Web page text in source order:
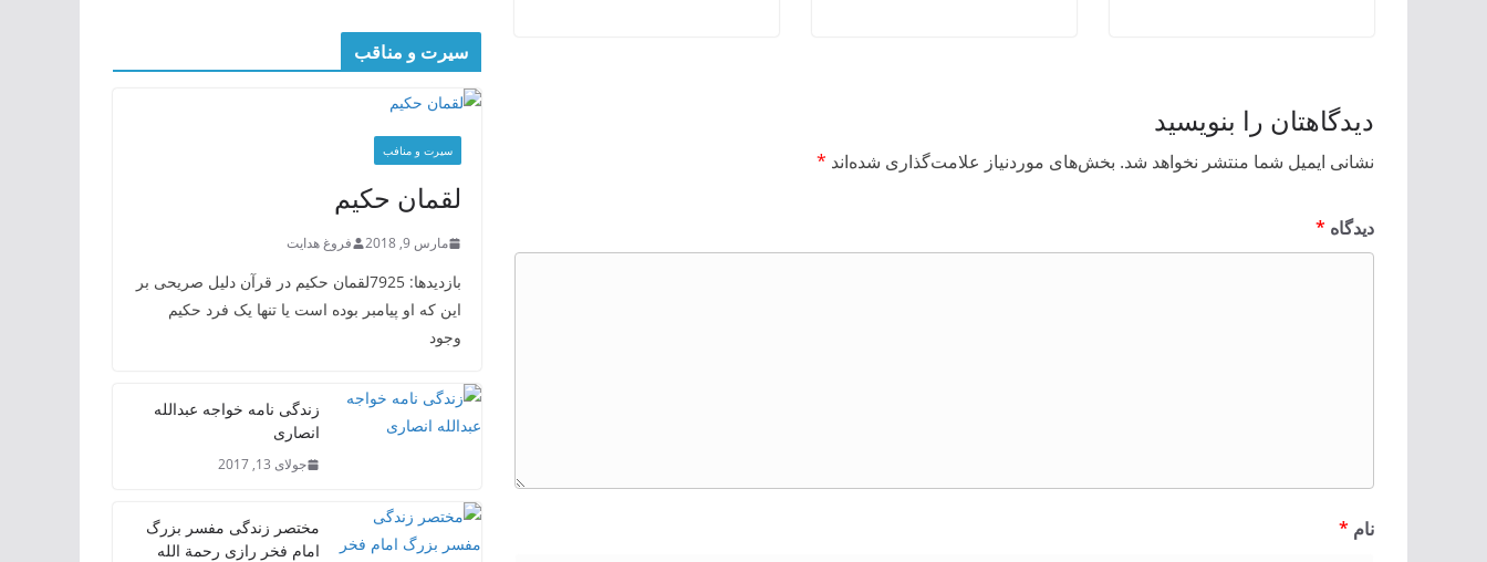
دیدگاهتان را بنویسید
نشانی ایمیل شما منتشر نخواهد شد. بخش‌های موردنیاز علامت‌گذاری شده‌اند *
دیدگاه *
نام *
سیرت و مناقب
سیرت و منافب
لقمان حکیم
مارس 9, 2018 فروغ هدایت
بازدیدها: 7925لقمان حکیم در قرآن دلیل صریحی بر
این که او پیامبر بوده است یا تنها یک فرد حکیم
وجود
زندگی نامه خواجه عبدالله
انصاری
جولای 13, 2017
مختصر زندگی مفسر بزرگ
امام فخر رازی رحمة الله